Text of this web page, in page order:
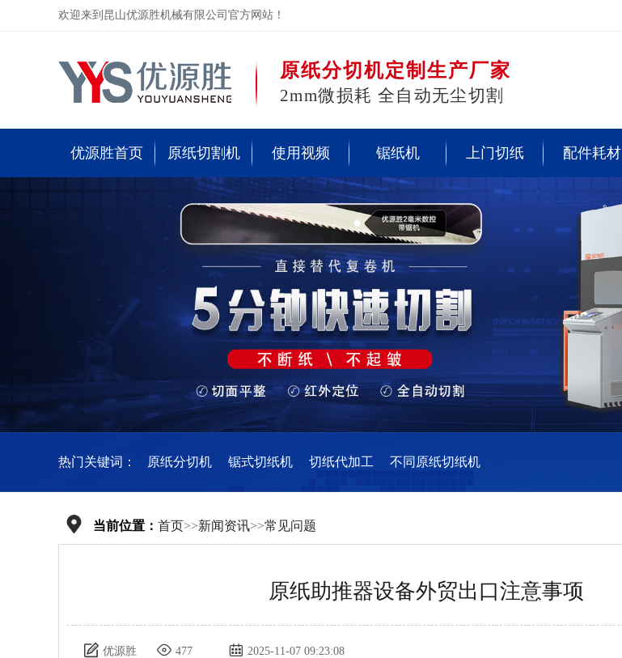
欢迎来到昆山优源胜机械有限公司官方网站！
原纸分切机定制生产厂家
2mm微损耗 全自动无尘切割
优源胜首页 原纸切割机 使用视频 锯纸机 上门切纸 配件耗材
热门关键词： 原纸分切机 锯式切纸机 切纸代加工 不同原纸切纸机
当前位置： 首页>>新闻资讯>>常见问题
原纸助推器设备外贸出口注意事项
优源胜 477 2025-11-07 09:23:08